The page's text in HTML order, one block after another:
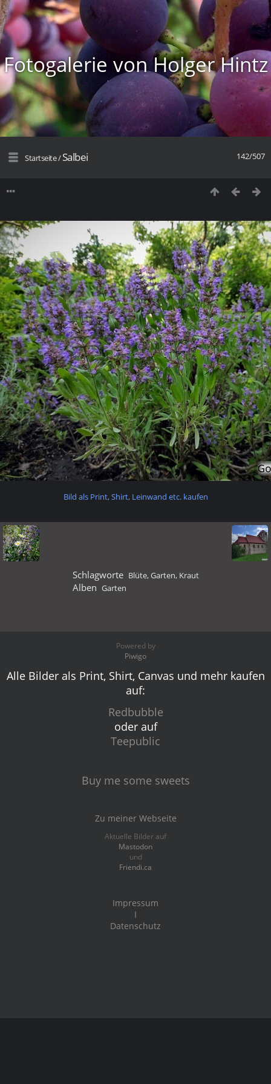
Fotogalerie von Holger Hintz
142/507
Startseite/Salbei
Bild als Print, Shirt, Leinwand etc. kaufen
Schlagworte Blüte,Garten, Kraut
Alben Garten
Powered by
Piwigo
Alle Bilder als Print, Shirt, Canvas und mehr kaufen
auf:
Redbubble
oder auf
Teepublic
Buy me some sweets
Zu meiner Webseite
Aktuelle Bilder auf
Mastodon
und
Friendi.ca
Impressum
I
Datenschutz